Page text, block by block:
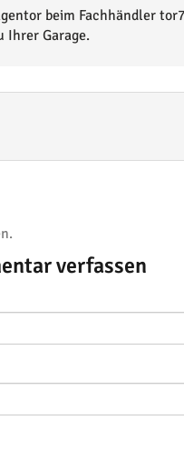
beim Fachhändler
Ihrer Garage.
verfassen